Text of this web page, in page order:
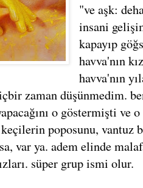
"ve aşk:
insani
kapayıp
havva'nın
havva'nın
zaman düşünmedim.
o göstermişti ve
poposunu, vantuz
var ya. adem elinde
süper grup ismi olur.